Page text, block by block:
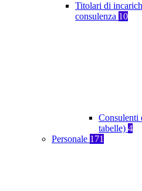
Titolari di
consulenza 10
Consulenti
tabelle) 4
Personale 171